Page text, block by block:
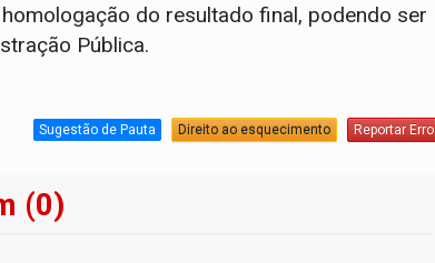
do resultado final, podendo ser
Pública.
Sugestão de Pauta Direito ao esquecimento Reportar Erro
(0)